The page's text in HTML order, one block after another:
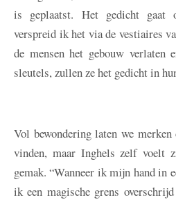
is geplaatst. Het gedicht gaat
verspreid ik het via de vestiaires
de mensen het gebouw verlaten
sleutels, zullen ze het gedicht in
Vol bewondering laten we
vinden, maar Inghels zelf voelt
gemak. “Wanneer ik mijn hand in
ik een magische grens